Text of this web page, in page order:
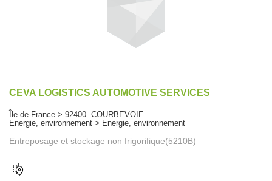
CEVA LOGISTICS AUTOMOTIVE SERVICES
Île-de-France > 92400 COURBEVOIE
Energie, environnement > Energie, environnement
Entreposage et stockage non frigorifique(5210B)